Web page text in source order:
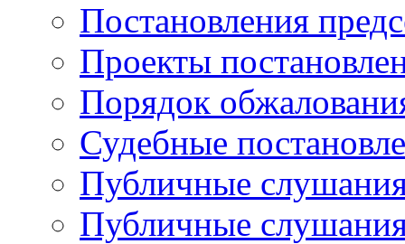
Постановления
Проекты
Порядок
Судебные
Публичные
Публичные